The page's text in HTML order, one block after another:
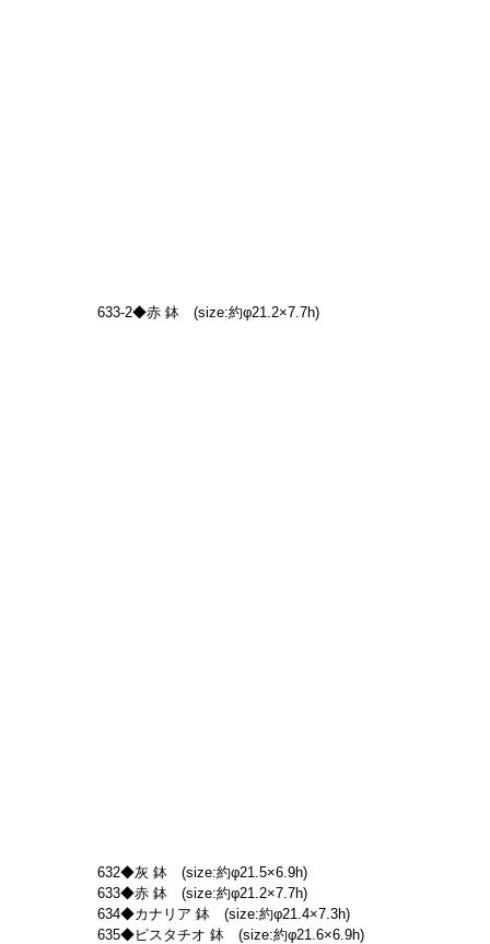
633-2◆赤 鉢　(size:約φ21.2×7.7h)
632◆灰 鉢　(size:約φ21.5×6.9h)
633◆赤 鉢　(size:約φ21.2×7.7h)
634◆カナリア 鉢　(size:約φ21.4×7.3h)
635◆ピスタチオ 鉢　(size:約φ21.6×6.9h)